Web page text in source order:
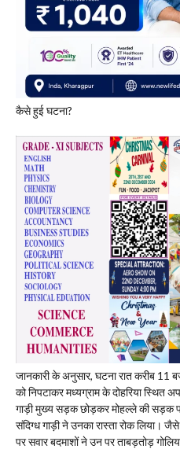
​कैसे हुई घटना?
​जानकारी के अनुसार, घटना रात करीब 11
को निपटाकर मध्यग्राम के दोहरिया
गाड़ी मुख्य सड़क छोड़कर मोहल्ले की सड़क
संदिग्ध गाड़ी ने उनका रास्ता रोक लिया।
पर सवार बदमाशों ने उन पर ताबड़तोड़